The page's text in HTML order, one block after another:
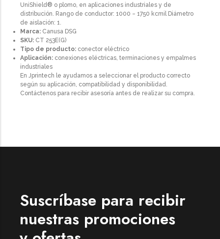
UniShield® o plomo, en aplicaciones industriales y de
distribución. Rango de conductor: 1000 – 1750 kcmil Diámetro
de aislación: 1.
Marca: Canusa DSG
SKU: CT 253E(G)
Tipo de producto: conector eléctrico
Aplicación: conexiones eléctricas, terminaciones y empalmes
industriales
En Jprintech le ayudamos a seleccionar el producto correcto
según su aplicación, compatibilidad y disponibilidad.
Contáctenos para recibir asesoría antes de realizar su compra.
Suscríbase para recibir
nuestras promociones